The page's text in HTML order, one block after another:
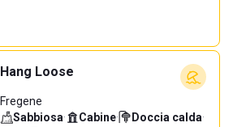
Hang Loose
Fregene
Sabbiosa· Cabine· Doccia calda·